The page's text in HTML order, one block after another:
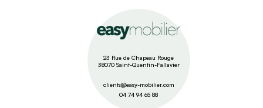
23 Rue de Chapeau Rouge
38070 Saint-Quentin-Fallavier
clients@easy-mobilier.com
04 74 94 65 88